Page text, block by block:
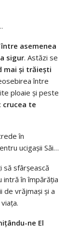
asemenea
sigur. Astăzi se
mai şi trăieşti
între
ploaie şi peste
crucea te
în
ucigaşii Săi…
să sfârşească
intră în împărăţia
de vrăjmaşi şi a
ne El